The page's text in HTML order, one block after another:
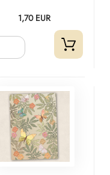
1,70 EUR